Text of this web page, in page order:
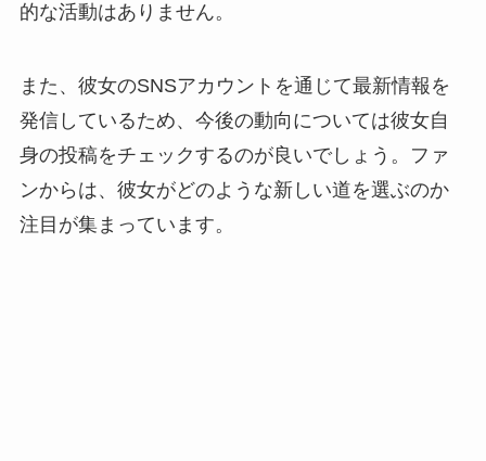
的な活動はありません。
また、彼女のSNSアカウントを通じて最新情報を
発信しているため、今後の動向については彼女自
身の投稿をチェックするのが良いでしょう。ファ
ンからは、彼女がどのような新しい道を選ぶのか
注目が集まっています。